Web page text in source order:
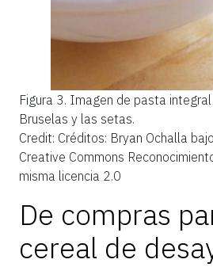
Figura 3. Imagen de pasta
Bruselas y las setas.
Credit: Créditos: Bryan Ochalla
Creative Commons
misma licencia 2.0
De compras
cereal de